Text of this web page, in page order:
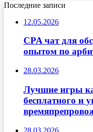
Последние записи
12.05.2026
CPA чат для
опытом по
28.03.2026
Лучшие игры
бесплатного и
28.03.2026